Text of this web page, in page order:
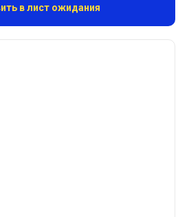
в лист ожидания